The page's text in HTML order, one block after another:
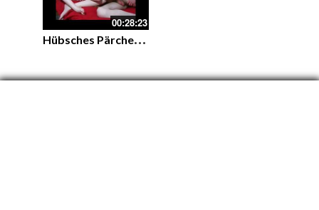
00:28:23
H
übsches Pärchen teilt sich einen harten Schwanz